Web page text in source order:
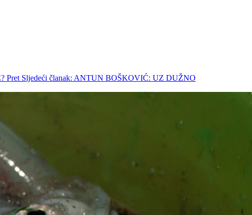
Pret Sljedeći članak: ANTUN BOŠKOVIĆ: UZ DUŽNO